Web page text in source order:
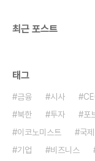
최근 포스트
태그
금융 시사
북한
투자 포
이코노미스트
국제
기업
비즈니스